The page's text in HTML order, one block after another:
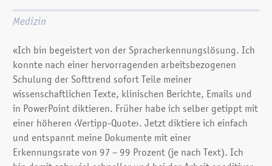
Medizin
«Ich bin begeistert von der Sprach­erkennungs­lösung. Ich
konnte nach einer hervorragenden arbeits­bezogenen
Schulung der Softtrend sofort Teile meiner
wissenschaftlichen Texte, klinischen Berichte, Emails und
in PowerPoint diktieren. Früher habe ich selber getippt mit
einer höheren ‹Vertipp-Quote›. Jetzt diktiere ich einfach
und entspannt meine Dokumente mit einer
Erkennungsrate von 97 – 99 Prozent (je nach Text). Ich